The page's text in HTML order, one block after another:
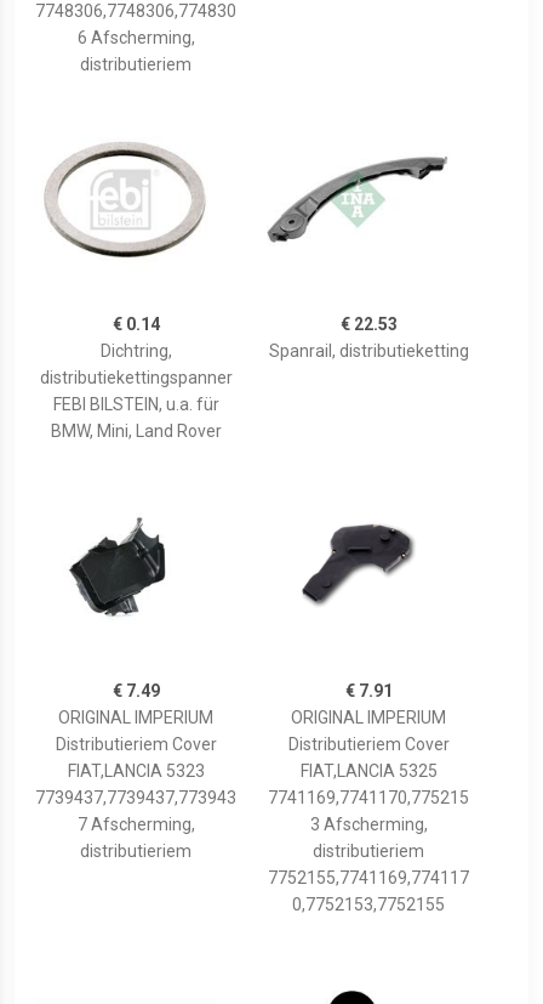
7748306,7748306,774830
6 Afscherming,
distributieriem
€ 0.14
Dichtring,
distributiekettingspanner
FEBI BILSTEIN, u.a. für
BMW, Mini, Land Rover
€ 22.53
Spanrail, distributieketting
€ 7.49
ORIGINAL IMPERIUM
Distributieriem Cover
FIAT,LANCIA 5323
7739437,7739437,773943
7 Afscherming,
distributieriem
€ 7.91
ORIGINAL IMPERIUM
Distributieriem Cover
FIAT,LANCIA 5325
7741169,7741170,775215
3 Afscherming,
distributieriem
7752155,7741169,774117
0,7752153,7752155